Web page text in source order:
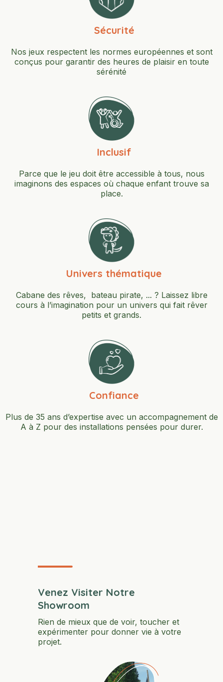
Sécurité
Nos jeux respectent les normes européennes et sont
conçus pour garantir des heures de plaisir en toute
sérénité
Inclusif
Parce que le jeu doit être accessible à tous, nous
imaginons des espaces où chaque enfant trouve sa
place.
Univers thématique
Cabane des rêves, bateau pirate, ... ? Laissez libre
cours à l’imagination pour un univers qui fait rêver
petits et grands.
Confiance
Plus de 35 ans d’expertise avec un accompagnement de
A à Z pour des installations pensées pour durer.
Venez Visiter Notre
Showroom
Rien de mieux que de voir, toucher et
expérimenter pour donner vie à votre
projet.